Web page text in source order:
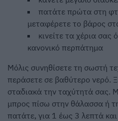
πατάτε πρώτα στη
μεταφέρετε το βάρος
κινείτε τα χέρια
κανονικό περπάτημα
Μόλις συνηθίσετε τη σωστή
περάσετε σε βαθύτερο νερό.
σταδιακά την ταχύτητά σας.
μπρος πίσω στην θάλασσα ή
πατάτε, για 1 έως 3 λεπτά